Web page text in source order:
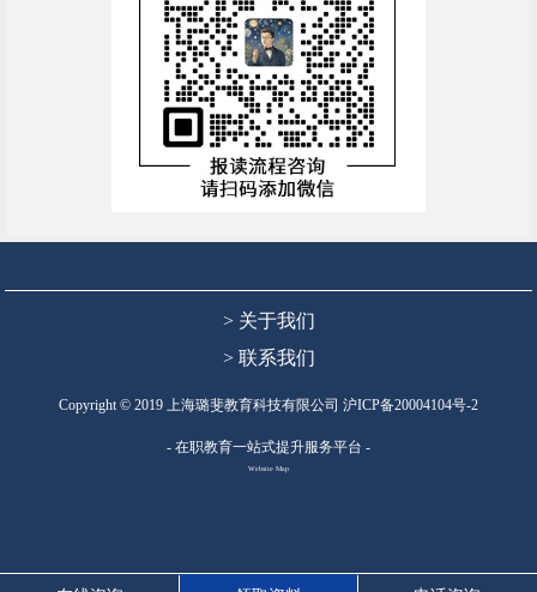
> 关于我们
> 联系我们
Copyright © 2019 上海璐斐教育科技有限公司 沪ICP备20004104号-2
- 在职教育一站式提升服务平台 -
Website Map